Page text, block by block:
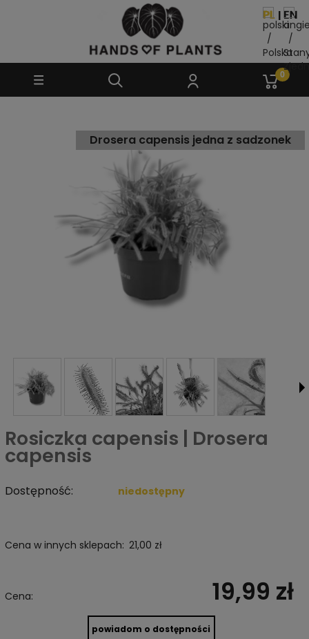
Drosera capensis jedna z sadzonek
Rosiczka capensis | Drosera
capensis
Dostępność: niedostępny
Cena w innych sklepach: 21,00 zł
Cena: 19,99 zł
powiadom o dostępności